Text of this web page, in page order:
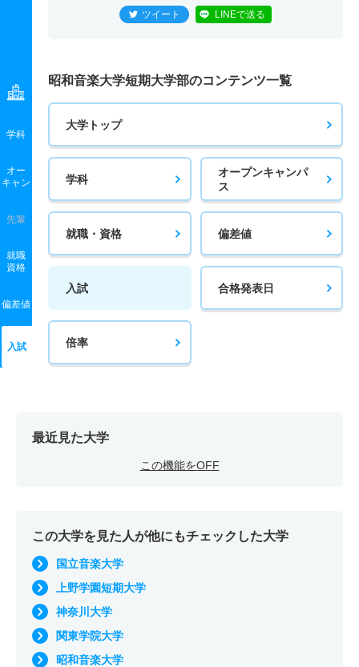
学科
オー
キャン
先輩
就職
資格
偏差値
入試
ツイート LINEで送る
昭和音楽大学短期大学部のコンテンツ一覧
大学トップ
学科
オープンキャンパ
ス
就職・資格 偏差値
入試 合格発表日
倍率
最近見た大学
この機能をOFF
この大学を見た人が他にもチェックした大学
国立音楽大学
上野学園短期大学
神奈川大学
関東学院大学
昭和音楽大学